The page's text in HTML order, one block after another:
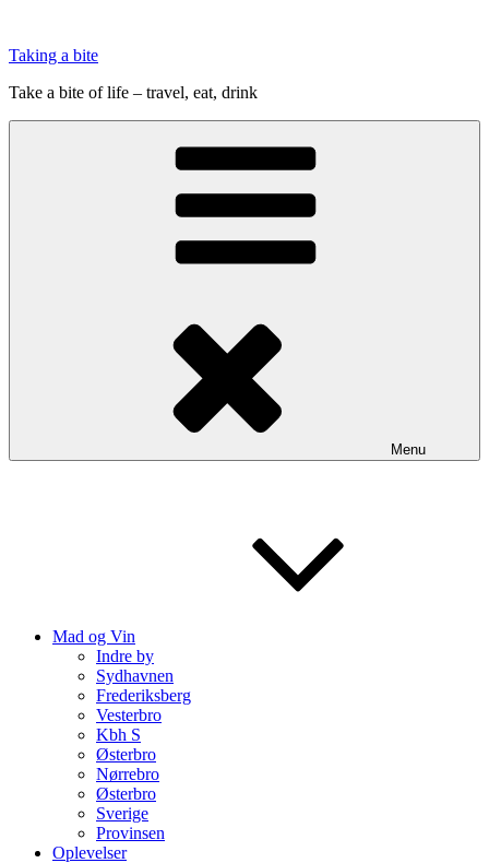
indhold
Taking a bite
Take a bite of life – travel, eat, drink
Menu
Mad og Vin
Indre by
Sydhavnen
Frederiksberg
Vesterbro
Kbh S
Østerbro
Nørrebro
Østerbro
Sverige
Provinsen
Oplevelser